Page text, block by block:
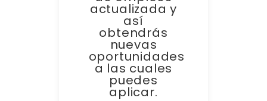
actualizada y
así
obtendrás
nuevas
oportunidades
a las cuales
puedes
aplicar.